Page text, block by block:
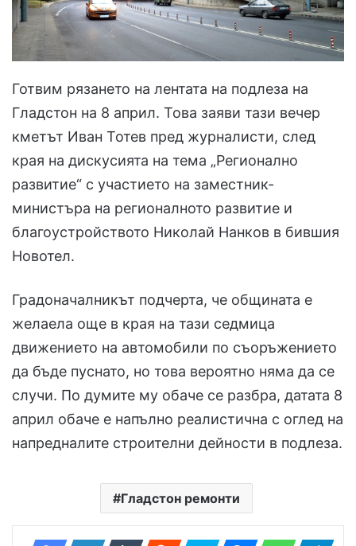
Готвим рязането на лентата на подлеза на
Гладстон на 8 април. Това заяви тази вечер
кметът Иван Тотев пред журналисти, след
края на дискусията на тема „Регионално
развитие“ с участието на заместник-
министъра на регионалното развитие и
благоустройството Николай Нанков в бившия
Новотел.
Градоначалникът подчерта, че общината е
желаела още в края на тази седмица
движението на автомобили по съоръжението
да бъде пуснато, но това вероятно няма да се
случи. По думите му обаче се разбра, датата 8
април обаче е напълно реалистична с оглед на
напредналите строителни дейности в подлеза.
Гладстон ремонти